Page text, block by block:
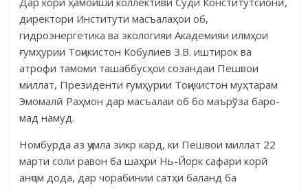
дирек­тори Инс­ти­­­­­тути масъалаҳои об,
гидроэнергетика ва экологияи Ака­де­мияи илм­ҳои
ғум­ҳурии Тоҷикистон Кобулиев З.В. иштирок ва
атрофи та­моми ташаббусҳои созандаи Пешвои
миллат, Президенти ғумҳурии Тоҷи­кистон муҳтарам
Эмомалӣ Раҳмон дар масъалаи об бо маърўза баро­
мад намуд.
Номбурда аз ҷумла зикр кард, ки Пешвои миллат 22
марти соли равон ба шаҳри Нь-Йорк сафари корӣ
анҷом дода, дар чорабинии сатҳи баланд ба